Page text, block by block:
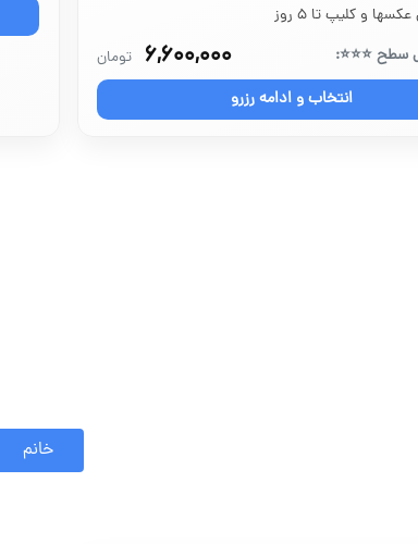
و کلیپ تا ۵ روز
⭐⭐⭐:
۶,۶۰۰,۰۰۰ تومان
انتخاب و ادامه رزرو
خانم